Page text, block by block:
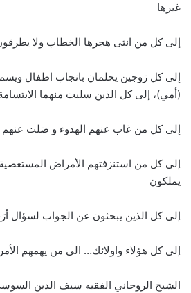
غيرها
إلى كل من انثى هجرها الخطاب ولا يطرقون
إلى كل زوجين يحلمان بانجاب اطفال
(أمي)، إلى كل الذين سلبت منهما
إلى كل من غاب عنهم الهدوء و ضلت عنهم
إلى كل من استنزفتهم الأمراض
يملكون
إلى كل الذين يبحثون عن الجواب لسؤال
إلى كل هؤلاء واولائك… الى من يهمهم
الشيخ الروحاني الفقيه سيف الدين